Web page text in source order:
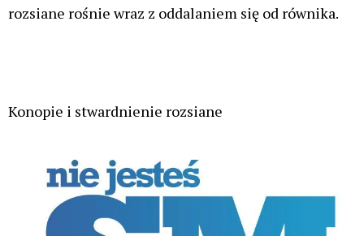
rozsiane rośnie wraz z oddalaniem się od równika.
Konopie i stwardnienie rozsiane